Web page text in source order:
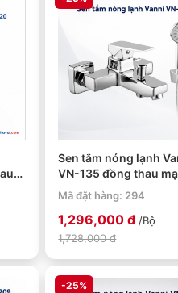
Sen tắm nóng lạnh
VN-135 đồng thau mạ
crome
Mã đặt hàng: 294
1,296,000 đ/Bộ
1,728,000 đ
-25%